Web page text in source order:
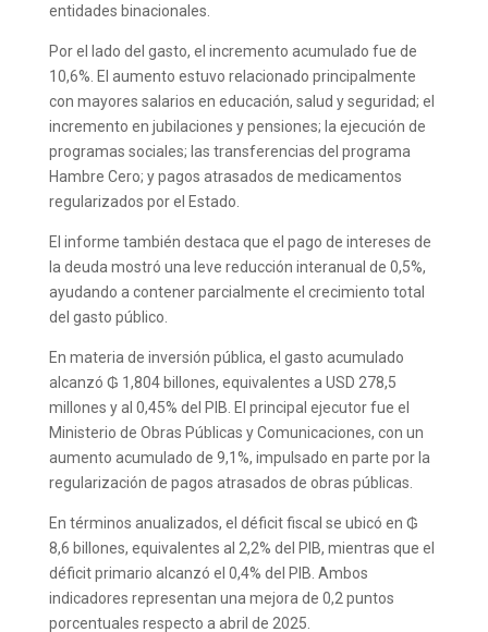
entidades binacionales.
Por el lado del gasto, el incremento acumulado fue de
10,6%. El aumento estuvo relacionado principalmente
con mayores salarios en educación, salud y seguridad; el
incremento en jubilaciones y pensiones; la ejecución de
programas sociales; las transferencias del programa
Hambre Cero; y pagos atrasados de medicamentos
regularizados por el Estado.
El informe también destaca que el pago de intereses de
la deuda mostró una leve reducción interanual de 0,5%,
ayudando a contener parcialmente el crecimiento total
del gasto público.
En materia de inversión pública, el gasto acumulado
alcanzó ₲ 1,804 billones, equivalentes a USD 278,5
millones y al 0,45% del PIB. El principal ejecutor fue el
Ministerio de Obras Públicas y Comunicaciones, con un
aumento acumulado de 9,1%, impulsado en parte por la
regularización de pagos atrasados de obras públicas.
En términos anualizados, el déficit fiscal se ubicó en ₲
8,6 billones, equivalentes al 2,2% del PIB, mientras que el
déficit primario alcanzó el 0,4% del PIB. Ambos
indicadores representan una mejora de 0,2 puntos
porcentuales respecto a abril de 2025.